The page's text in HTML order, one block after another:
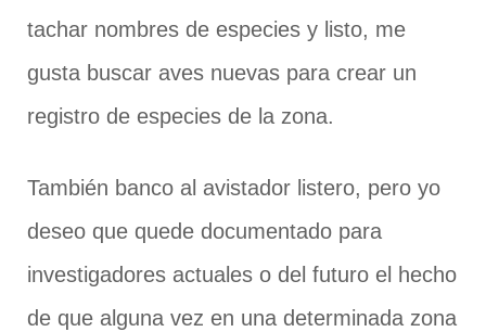
tachar nombres de especies y listo, me
gusta buscar aves nuevas para crear un
registro de especies de la zona.
También banco al avistador listero, pero yo
deseo que quede documentado para
investigadores actuales o del futuro el hecho
de que alguna vez en una determinada zona